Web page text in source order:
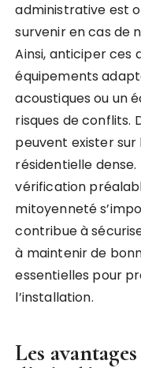
administrative est
survenir en cas de
Ainsi, anticiper ces
équipements
acoustiques ou un
risques de conflits.
peuvent exister
résidentielle
vérification
mitoyenneté
contribue à
à maintenir de
essentielles pour
l’installation.
Les